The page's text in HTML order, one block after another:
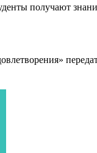
получают